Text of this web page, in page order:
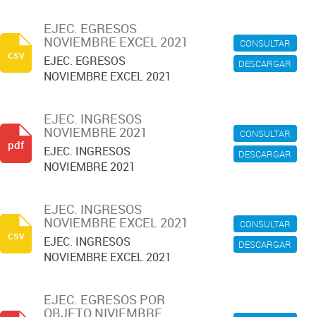
CONSULTAR
DESCARGAR
EJEC. EGRESOS
NOVIEMBRE EXCEL 2021
EJEC. EGRESOS
NOVIEMBRE EXCEL 2021
csv
CONSULTAR
DESCARGAR
EJEC. INGRESOS
NOVIEMBRE 2021
EJEC. INGRESOS
NOVIEMBRE 2021
pdf
CONSULTAR
DESCARGAR
EJEC. INGRESOS
NOVIEMBRE EXCEL 2021
EJEC. INGRESOS
NOVIEMBRE EXCEL 2021
csv
EJEC. EGRESOS POR
OBJETO NIVIEMBRE